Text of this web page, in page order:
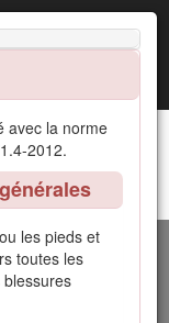
avec la norme
2012.
les pieds et
toutes les
4300-D
à lames
Elle est